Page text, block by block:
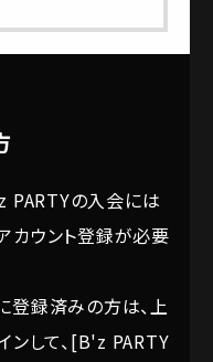
PARTYの入会には
カウント登録が必要
登録済みの方は、上
ンして、[B'z PARTY